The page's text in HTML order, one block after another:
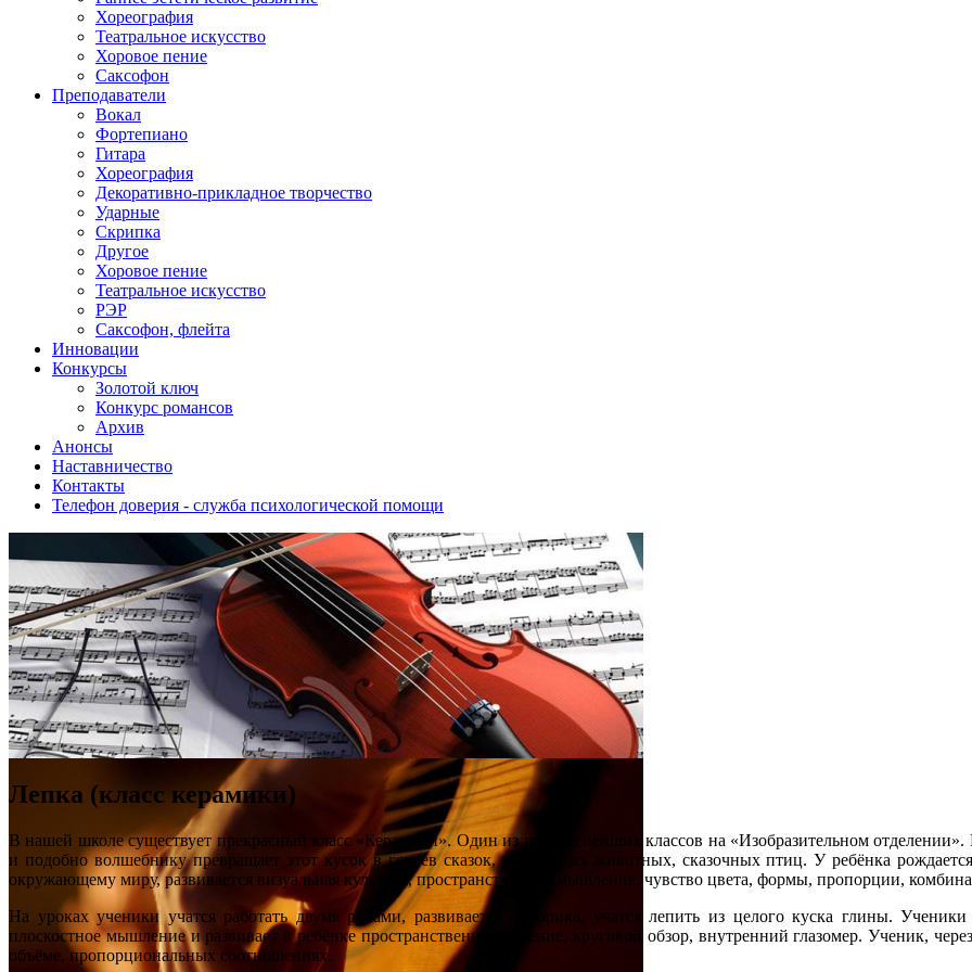
Хореография
Театральное искусство
Хоровое пение
Саксофон
Преподаватели
Вокал
Фортепиано
Гитара
Хореография
Декоративно-прикладное творчество
Ударные
Скрипка
Другое
Хоровое пение
Театральное искусство
РЭР
Саксофон, флейта
Инновации
Конкурсы
Золотой ключ
Конкурс романсов
Архив
Анонсы
Наставничество
Контакты
Телефон доверия - служба психологической помощи
Лепка (класс керамики)
В нашей школе существует прекрасный класс «Керамики». Один из интереснейших классов на «Изобразительном
и подобно волшебнику превращает этот кусок в героев сказок, волшебных животных, сказочных птиц. У ребёнка
окружающему миру, развивается визуальная культура, пространственное мышление, чувство цвета, формы, пропорции,
На уроках ученики учатся работать двумя руками, развивается моторика, учатся лепить из целого куска глины.
плоскостное мышление и развивает в ребёнке пространственное видение, круговой обзор, внутренний глазомер. Ученик,
объёме, пропорциональных соотношениях.